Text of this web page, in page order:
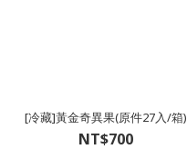
[冷藏]黃金奇異果(原件27入/箱)
NT$700